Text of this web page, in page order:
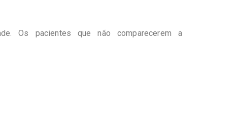
Os pacientes que não comparecerem a